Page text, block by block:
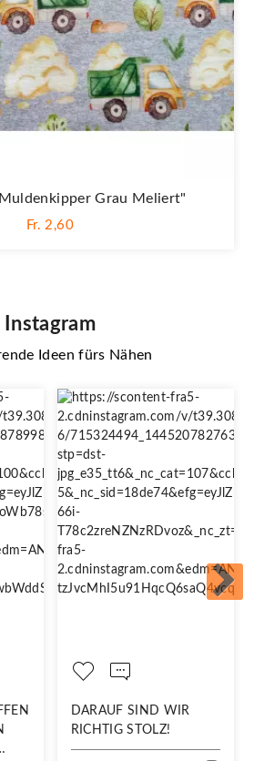
Grau Meliert"
Fr. 2,60
Instagram
Ideen fürs Nähen
DARAUF SIND WIR
RICHTIG STOLZ!